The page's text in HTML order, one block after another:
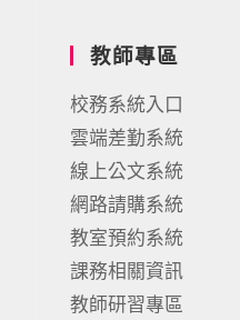
教師專區
校務系統入口
雲端差勤系統
線上公文系統
網路請購系統
教室預約系統
課務相關資訊
教師研習專區